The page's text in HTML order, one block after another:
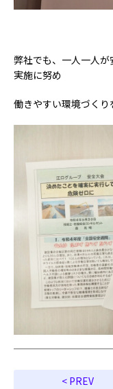
弊社でも、一人一人
実施に努め
働きやすい環境づくり
< PREV